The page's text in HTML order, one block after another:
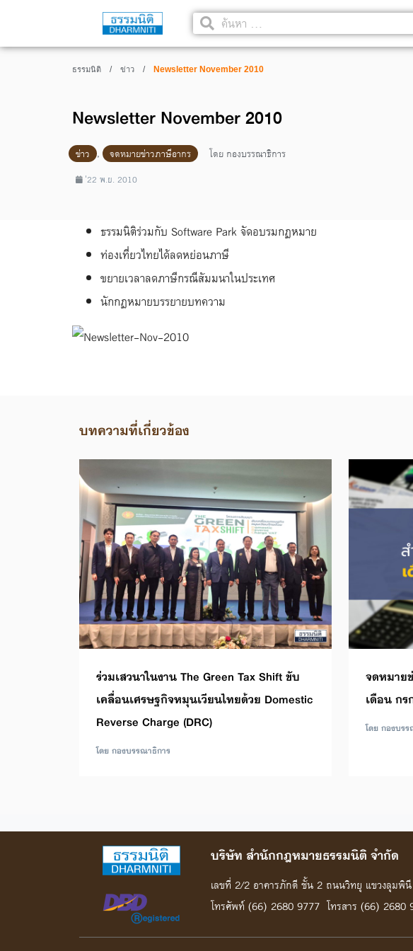
ธรรมนิติ / ข่าว / Newsletter November 2010
Newsletter November 2010
ข่าว , จดหมายข่าวภาษีอากร โดย กองบรรณาธิการ
่22 พ.ย. 2010
ธรรมนิติร่วมกับ Software Park จัดอบรมกฏหมาย
ท่องเที่ยวไทยได้ลดหย่อนภาษี
ขยายเวลาลดภาษีกรณีสัมมนาในประเทศ
นักกฏหมายบรรยายบทความ
บทความที่เกี่ยวข้อง
ร่วมเสวนาในงาน The Green Tax Shift ขับ
เคลื่อนเศรษฐกิจหมุนเวียนไทยด้วย Domestic
Reverse Charge (DRC)
โดย กองบรรณาธิการ
จดหมาย
เดือน กร
โดย กองบร
บริษัท สํานักกฎหมายธรรมนิติ จํากัด
เลขที่ 2/2 อาคารภักดี ชั้น 2 ถนนวิทยุ แขวงลุมพิ
โทรศัพท์ (66) 2680 9777 โทรสาร (66) 2680